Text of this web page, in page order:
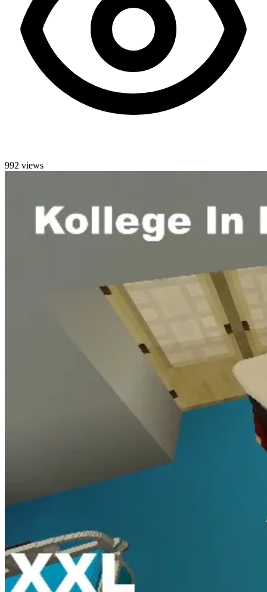
992 views